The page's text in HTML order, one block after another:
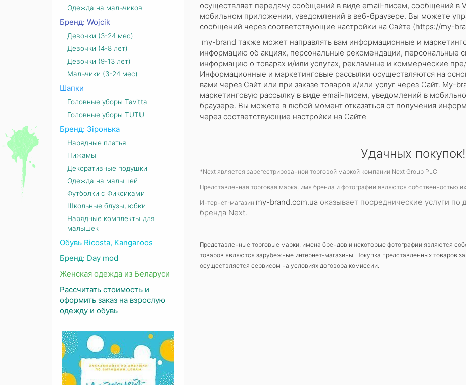
осуществляет передачу сообщений в виде email-писем, сообщений в
мобильном приложении, уведомлений в веб-браузере. Вы можете
сообщений через соответствующие настройки на Сайте (https://my-
my-brand также может направлять вам информационные и
информацию об акциях, персональные рекомендации, персональные
информацию о товарах и/или услугах, рекламные и коммерческие
Информационные и маркетинговые рассылки осуществляются на
вами через Сайт или при заказе товаров и/или услуг через Сайт. My-
маркетинговую рассылку в виде еmail-писем, уведомлений в
браузере. Вы можете в любой момент отказаться от получения
через соответствующие настройки на Сайте
Удачных покупок!
*Next является зарегестрированной торговой маркой компании Next Group PLC
Представленная торговая марка, имя бренда и фотографии являются собственностью
Интернет-магазин my-brand.com.ua оказывает посреднические услуги
бренда Next.
Представленные торговые марки, имена брендов и некоторые фотографии являются
товаров являются зарубежные интернет-магазины. Покупка представленных товаров
осуществляется сервисом на условиях договора комиссии.
Одежда на мальчиков
Бренд: Wojcik
Девочки (3-24 мес)
Девочки (4-8 лет)
Девочки (9-13 лет)
Мальчики (3-24 мес)
Шапки
Головные уборы Tavitta
Головные уборы TUTU
Бренд: Зіронька
Нарядные платья
Пижамы
Декоративные подушки
Одежда на малышей
Футболки с Фиксиками
Школьные блузы, юбки
Нарядные комплекты для
малышек
Обувь Ricosta, Kangaroos
Бренд: Day mod
Женская одежда из Беларуси
Рассчитать стоимость и
оформить заказ на взрослую
одежду и обувь